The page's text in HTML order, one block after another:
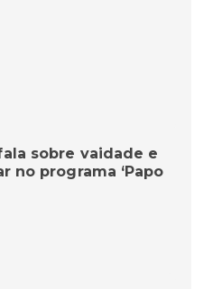
sobre vaidade e
no programa ‘Papo